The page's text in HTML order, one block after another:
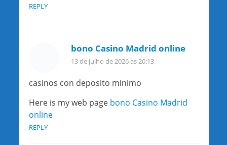
REPLY
bono Casino Madrid online
13 de julho de 2026 às 20:13
casinos con deposito minimo
Here is my web page bono Casino Madrid
online
REPLY